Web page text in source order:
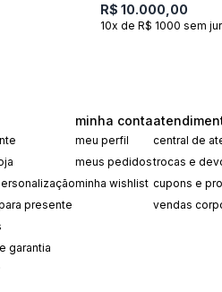
R$ 10.000,00
10x de R$ 1000 sem
presente
garantia
minha conta
meu perfil
meus pedidos
minha wishlist
central de
trocas e
cupons e
vendas